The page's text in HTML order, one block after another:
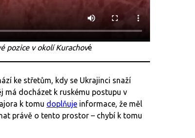
pozice v okolí Kurachové
ke střetům, kdy se Ukrajinci snaží
má docházet k ruskému postupu v
k tomu doplňuje informace, že měl
právě o tento prostor – chybí k tomu